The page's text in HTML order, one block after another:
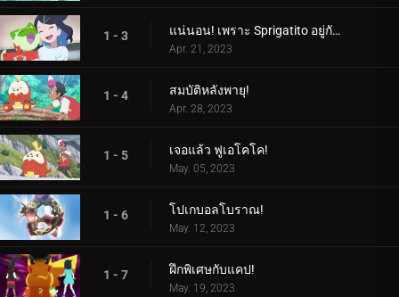
1 - 3 แน่นอน! เพราะ Sprigatito อยู่กับฉัน!
Apr. 21, 2023
1 - 4 สมบัติหลังพายุ!
Apr. 28, 2023
1 - 5 เจอแล้ว ฟูเอโคโค!
May. 05, 2023
1 - 6 โปเกบอลโบราณ!
May. 12, 2023
1 - 7 ฝึกพิเศษกับแคป!
May. 19, 2023